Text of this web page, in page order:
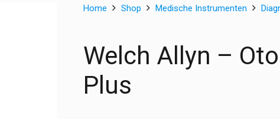
Home Shop Medische Instrumenten
Welch Allyn –
Plus